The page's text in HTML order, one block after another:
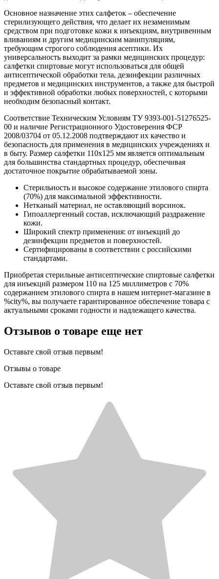
Основное назначение этих салфеток – обеспечение
стерилизующего действия, что делает их незаменимым
средством при подготовке кожи к инъекциям, внутривенным
вливаниям и другим медицинским манипуляциям,
требующим строгого соблюдения асептики. Их
универсальность выходит за рамки медицинских процедур:
салфетки спиртовые могут использоваться для общей
антисептической обработки тела, дезинфекции различных
предметов и медицинских инструментов, а также для быстрой
и эффективной обработки любых поверхностей, с которыми
необходим безопасный контакт.
Соответствие Техническим Условиям ТУ 9393-001-51276525-
00 и наличие Регистрационного Удостоверения ФСР
2008/03704 от 05.12.2008 подтверждают их качество и
безопасность для применения в медицинских учреждениях и
в быту. Размер салфетки 110x125 мм является оптимальным
для большинства стандартных процедур, обеспечивая
достаточное покрытие обрабатываемой зоны.
Стерильность и высокое содержание этилового спирта
(70%) для максимальной эффективности.
Нетканый материал, не оставляющий ворсинок.
Гипоаллергенный состав, исключающий раздражение
кожи.
Широкий спектр применения: от инъекций до
дезинфекции предметов и поверхностей.
Сертифицированы в соответствии с российскими
стандартами.
Приобретая стерильные антисептические спиртовые салфетки
для инъекций размером 110 на 125 миллиметров с 70%
содержанием этилового спирта в нашем интернет-магазине в
%city%, вы получаете гарантированное обеспечение товара с
актуальными сроками годности и надлежащего качества.
Отзывов о товаре еще нет
Оставьте свой отзыв первым!
Отзывы о товаре
Оставьте свой отзыв первым!